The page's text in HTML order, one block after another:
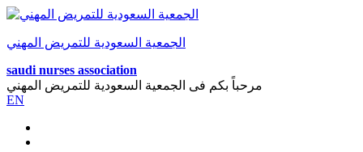
الجمعية السعودية للتمريض المهني
saudi nurses association
مرحباً بكم فى الجمعية السعودية للتمريض المهني
EN